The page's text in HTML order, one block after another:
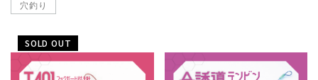
穴釣り
SOLD OUT